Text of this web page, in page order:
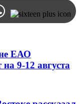
ЕАО
9-12 августа